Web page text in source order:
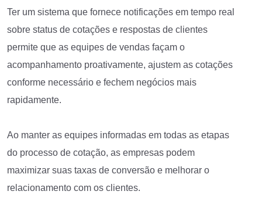
Ter um sistema que fornece notificações em tempo real
sobre status de cotações e respostas de clientes
permite que as equipes de vendas façam o
acompanhamento proativamente, ajustem as cotações
conforme necessário e fechem negócios mais
rapidamente.
Ao manter as equipes informadas em todas as etapas
do processo de cotação, as empresas podem
maximizar suas taxas de conversão e melhorar o
relacionamento com os clientes.